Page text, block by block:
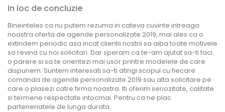
In loc de concluzie
Bineinteles ca nu putem rezuma in cateva cuvinte intreaga
noastra oferta de agende personalizate 2019, mai ales ca o
extindem periodic asa incat clientii nostrii sa aiba toate motivele
sa revina cu noi solicitari. Dar speram ca te-am ajutat sa-ti faci
o parere si sa te orientezi mai usor printre modelele de care
dispunem. Suntem interesati sa-ti atingi scopul cu fiecare
comanda de agende personalizate 2019 sau alta solicitare pe
care o plasezi catre firma noastra. Iti oferim seriozitate, calitate
si termene respectate intocmai. Pentru ca ne plac
parteneriatele de lunga durata.